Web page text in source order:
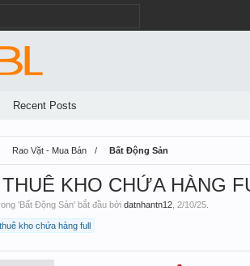
Rao Vặt - Mua Bán Bất Động Sản
KHO CHỨA HÀNG
'Bất Động Sản' bắt đầu bởi datnhantn12 2/10/25
kho chứa hàng full
Recent Posts